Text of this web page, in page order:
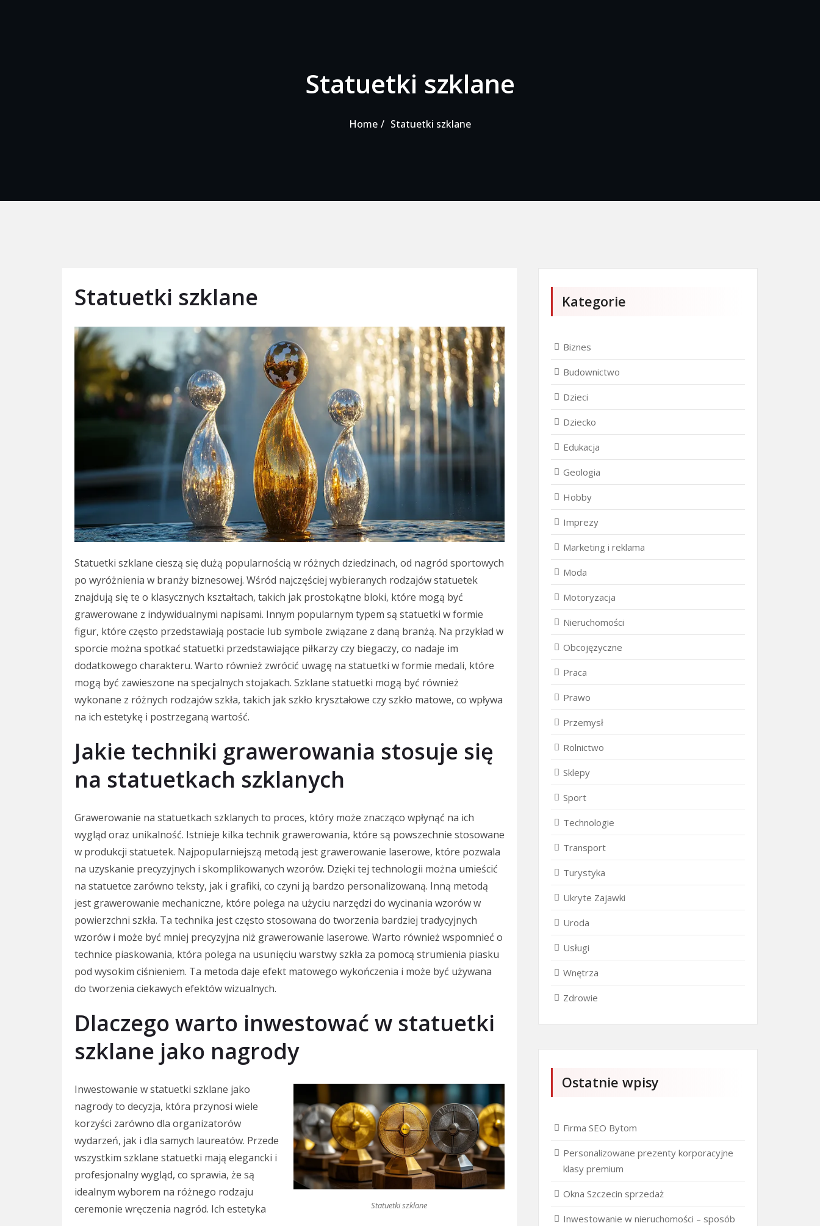
Statuetki szklane
Home Statuetki szklane
Statuetki szklane
Statuetki szklane cieszą się dużą popularnością w różnych dziedzinach, od nagród sportowych
po wyróżnienia w branży biznesowej. Wśród najczęściej wybieranych rodzajów statuetek
znajdują się te o klasycznych kształtach, takich jak prostokątne bloki, które mogą być
grawerowane z indywidualnymi napisami. Innym popularnym typem są statuetki w formie
figur, które często przedstawiają postacie lub symbole związane z daną branżą. Na przykład w
sporcie można spotkać statuetki przedstawiające piłkarzy czy biegaczy, co nadaje im
dodatkowego charakteru. Warto również zwrócić uwagę na statuetki w formie medali, które
mogą być zawieszone na specjalnych stojakach. Szklane statuetki mogą być również
wykonane z różnych rodzajów szkła, takich jak szkło kryształowe czy szkło matowe, co wpływa
na ich estetykę i postrzeganą wartość.
Jakie techniki grawerowania stosuje się
na statuetkach szklanych
Grawerowanie na statuetkach szklanych to proces, który może znacząco wpłynąć na ich
wygląd oraz unikalność. Istnieje kilka technik grawerowania, które są powszechnie stosowane
w produkcji statuetek. Najpopularniejszą metodą jest grawerowanie laserowe, które pozwala
na uzyskanie precyzyjnych i skomplikowanych wzorów. Dzięki tej technologii można umieścić
na statuetce zarówno teksty, jak i grafiki, co czyni ją bardzo personalizowaną. Inną metodą
jest grawerowanie mechaniczne, które polega na użyciu narzędzi do wycinania wzorów w
powierzchni szkła. Ta technika jest często stosowana do tworzenia bardziej tradycyjnych
wzorów i może być mniej precyzyjna niż grawerowanie laserowe. Warto również wspomnieć o
technice piaskowania, która polega na usunięciu warstwy szkła za pomocą strumienia piasku
pod wysokim ciśnieniem. Ta metoda daje efekt matowego wykończenia i może być używana
do tworzenia ciekawych efektów wizualnych.
Dlaczego warto inwestować w statuetki
szklane jako nagrody
Statuetki szklane
Inwestowanie w statuetki szklane jako
nagrody to decyzja, która przynosi wiele
korzyści zarówno dla organizatorów
wydarzeń, jak i dla samych laureatów. Przede
wszystkim szklane statuetki mają elegancki i
profesjonalny wygląd, co sprawia, że są
idealnym wyborem na różnego rodzaju
ceremonie wręczenia nagród. Ich estetyka
Kategorie
Biznes
Budownictwo
Dzieci
Dziecko
Edukacja
Geologia
Hobby
Imprezy
Marketing i reklama
Moda
Motoryzacja
Nieruchomości
Obcojęzyczne
Praca
Prawo
Przemysł
Rolnictwo
Sklepy
Sport
Technologie
Transport
Turystyka
Ukryte Zajawki
Uroda
Usługi
Wnętrza
Zdrowie
Ostatnie wpisy
Firma SEO Bytom
Personalizowane prezenty korporacyjne
klasy premium
Okna Szczecin sprzedaż
Inwestowanie w nieruchomości – sposób